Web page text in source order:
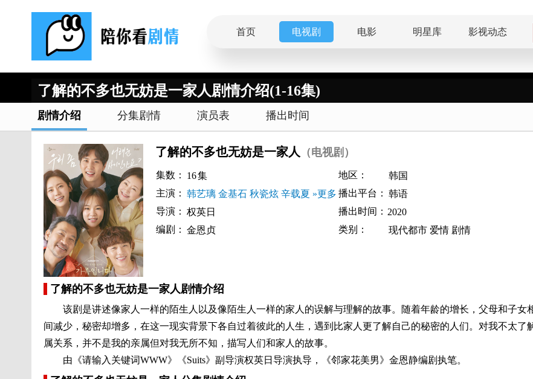
首页 电视剧 电影 明星库 影视动态
了解的不多也无妨是一家人剧情介绍(1-16集)
剧情介绍 分集剧情 演员表 播出时间
了解的不多也无妨是一家人 （电视剧）
集数： 16集 地区：
韩国
主演： 韩艺璃 金基石 秋瓷炫 辛载夏 »更多 播出平台： 韩语
导演： 权英日 播出时间： 2020
编剧： 金恩贞 类别： 现代都市 爱情 剧情
了解的不多也无妨是一家人剧情介绍
该剧是讲述像家人一样的陌生人以及像陌生人一样的家人的误解与理解的故事。随着年龄的增长，父母和子女
间减少，秘密却增多，在这一现实背景下各自过着彼此的人生，遇到比家人更了解自己的秘密的人们。对我不太了
属关系，并不是我的亲属但对我无所不知，描写人们和家人的故事。
由《请输入关键词WWW》《Suits》副导演权英日导演执导，《邻家花美男》金恩静编剧执笔。